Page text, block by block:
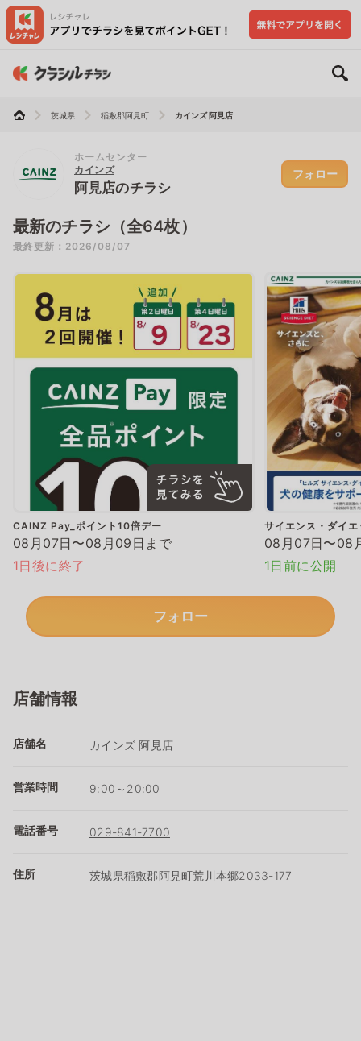
茨城県 稲敷郡阿見町 カインズ 阿見店
ホームセンター
カインズ
阿見店のチラシ
フォロー
最新のチラシ（全64枚）
最終更新：2026/08/07
CAINZ Pay_ポイント10倍デー
08月07日〜08月09日まで
1日後に終了
サイエンス・ダイ
08月07日〜08
1日前に公開
フォロー
店舗情報
店舗名 カインズ 阿見店
営業時間 9:00～20:00
電話番号 029-841-7700
住所 茨城県稲敷郡阿見町荒川本郷2033-177